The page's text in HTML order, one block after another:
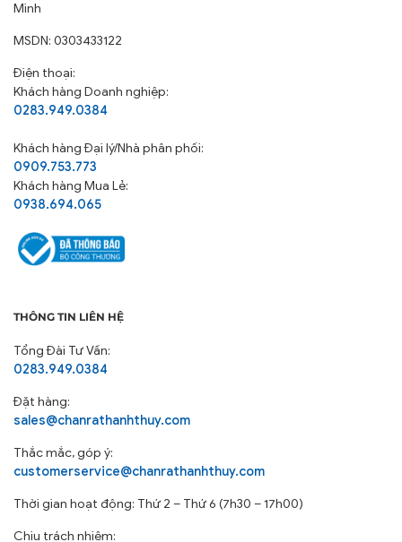
Minh
MSDN: 0303433122
Điện thoại:
Khách hàng Doanh nghiệp:
0283.949.0384
Khách hàngĐại lý/Nhà phân phối:
0909.753.773
Khách hàng Mua Lẻ:
0938.694.065
THÔNG TIN LIÊN HỆ
Tổng Đài Tư Vấn:
0283.949.0384
Đặt hàng:
sales@chanrathanhthuy.com
Thắc mắc, góp ý:
customerservice@chanrathanhthuy.com
Thời gian hoạt động: Thứ 2 – Thứ 6 (7h30 – 17h00)
Chịu trách nhiệm: